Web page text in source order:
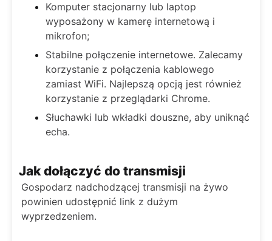
Komputer stacjonarny lub laptop
wyposażony w kamerę internetową i
mikrofon;
Stabilne połączenie internetowe. Zalecamy
korzystanie z połączenia kablowego
zamiast WiFi. Najlepszą opcją jest również
korzystanie z przeglądarki Chrome.
Słuchawki lub wkładki douszne, aby uniknąć
echa.
Jak dołączyć do transmisji
Gospodarz nadchodzącej transmisji na żywo
powinien udostępnić link z dużym
wyprzedzeniem.